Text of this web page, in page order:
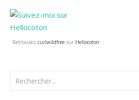
Retrouvez curlwildfree sur Hellocoton